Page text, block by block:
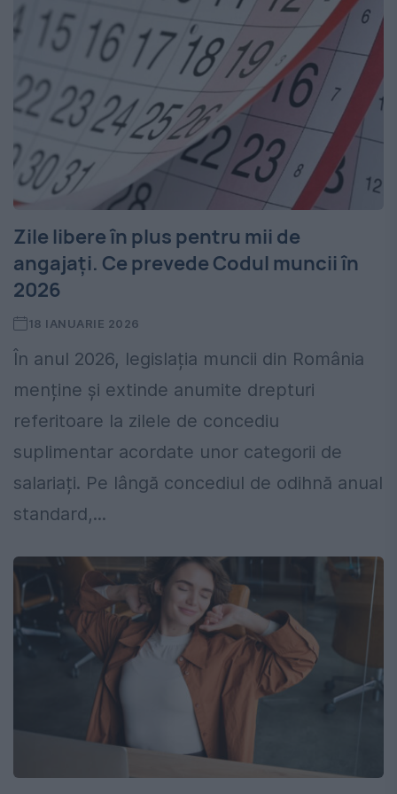
Zile libere în plus pentru mii de
angajați. Ce prevede Codul muncii în
2026
18 IANUARIE 2026
În anul 2026, legislația muncii din România
menține și extinde anumite drepturi
referitoare la zilele de concediu
suplimentar acordate unor categorii de
salariați. Pe lângă concediul de odihnă anual
standard,...